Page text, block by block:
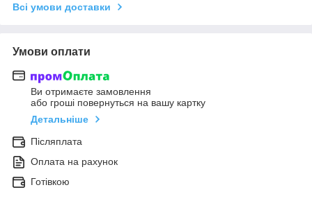
Всі умови доставки
Умови оплати
Ви отримаєте замовлення
або гроші повернуться на вашу картку
Детальніше
Післяплата
Оплата на рахунок
Готівкою